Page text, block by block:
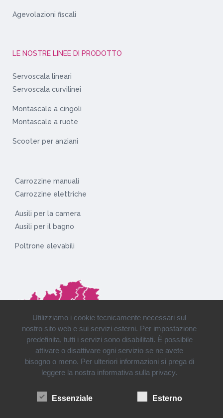
Agevolazioni fiscali
LE NOSTRE LINEE DI PRODOTTO
Servoscala lineari
Servoscala curvilinei
Montascale a cingoli
Montascale a ruote
Scooter per anziani
Carrozzine manuali
Carrozzine elettriche
Ausili per la camera
Ausili per il bagno
Poltrone elevabili
Installazioni e consegne in tutto il Nord Italia
Utilizziamo i cookie tecnicamente necessari sul
nostro sito web e sui servizi esterni. Per impostazione
predefinita, tutti i servizi sono disabilitati. È possibile
attivare o disattivare ogni servizio se ne avete
bisogno o meno. Per ulteriori informazioni si prega di
leggere la nostra informativa sulla privacy.
Essenziale Esterno